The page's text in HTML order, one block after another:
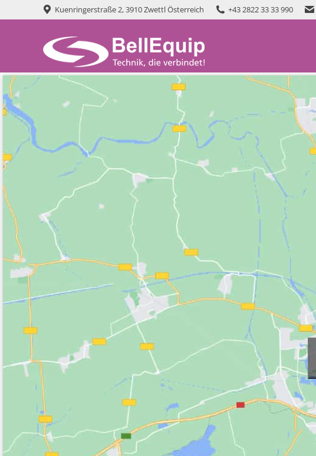
Kuenringerstraße 2, 3910 Zwettl Österreich +43 2822 33 33 990